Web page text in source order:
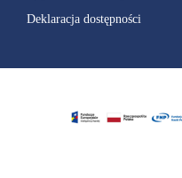
Deklaracja dostępności